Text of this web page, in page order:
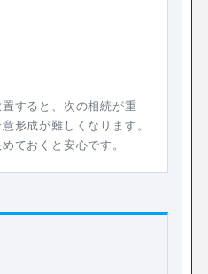
すると、次の相続が重
形成が難しくなります。
ておくと安心です。